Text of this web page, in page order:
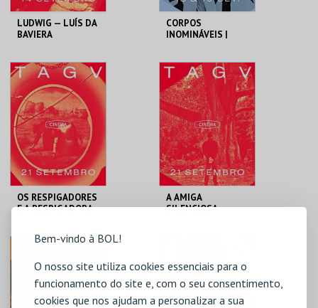
Bem-vindo à BOL!
O nosso site utiliza cookies essenciais para o
funcionamento do site e, com o seu consentimento,
cookies que nos ajudam a personalizar a sua
LUDWIG — LUÍS DA
BAVIERA
TAGV
MAIS INFO
COMPRAR
CORPOS
INOMINÁVEIS |
INTEGRADA
TAGV
MAIS INFO
COMPRAR
OS RESPIGADORES
E A RESPIGADORA
TAGV
MAIS INFO
A AMIGA
SILENCIOSA
MAIS INFO